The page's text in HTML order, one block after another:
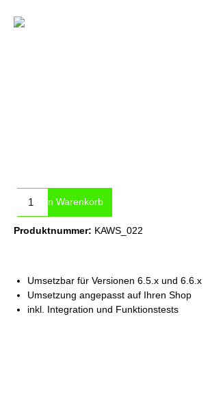
In den Warenkorb
Produktnummer: KAWS_022
Umsetzbar für Versionen 6.5.x und 6.6.x
Umsetzung angepasst auf Ihren Shop
inkl. Integration und Funktionstests